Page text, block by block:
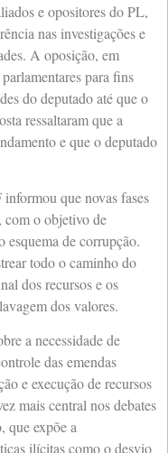
e opositores do PL,
nas investigações e
A oposição, em
para fins
do deputado até que o
ressaltaram que a
e que o deputado
que novas fases
com o objetivo de
de corrupção.
todo o caminho do
dos recursos e os
dos valores.
a necessidade de
das emendas
e execução de recursos
mais central nos debates
que expõe a
ilícitas como o desvio